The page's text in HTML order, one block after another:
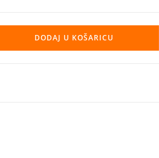
DODAJ U KOŠARICU